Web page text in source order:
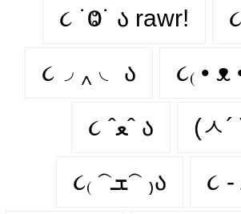
૮ ˙Ⱉ˙ ა rawr!
૮◞ ‸ ◟ ა ૮₍ • ᴥ
૮ ˆﻌˆ ა (ㅅ´
૮₍ 𝁽ܫ𝁽 ₎ა